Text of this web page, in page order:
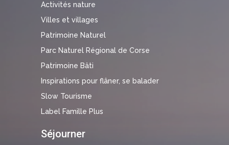
Activités nature
Villes et villages
Patrimoine Naturel
Parc Naturel Régional de Corse
Patrimoine Bâti
Inspirations pour flâner, se balader
Slow Tourisme
Label Famille Plus
Séjourner